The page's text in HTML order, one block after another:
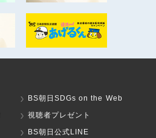
BS朝日SDGs on the Web
視聴者プレゼント
BS朝日公式LINE